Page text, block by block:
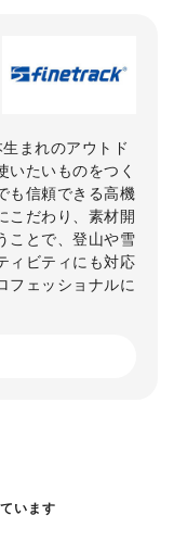
まれのアウトド
いたいものをつく
も信頼できる高機
こだわり、素材開
ことで、登山や雪
ィビティにも対応
フェッショナルに
います